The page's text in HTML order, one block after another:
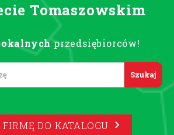
Tomaszowskim
przedsiębiorców!
DO KATALOGU